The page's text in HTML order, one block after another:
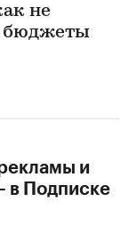
не
бюджеты
и
в Подписке